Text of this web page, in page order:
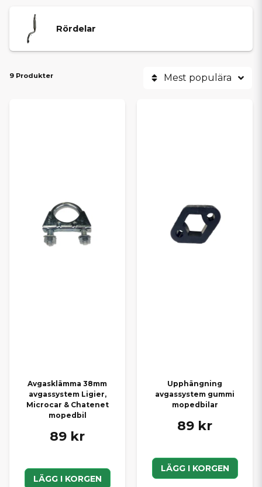
Rördelar
9 Produkter Mest populära
Avgasklämma 38mm
avgassystem Ligier,
Microcar & Chatenet
mopedbil
89 kr
LÄGG I KORGEN
Upphängning
avgassystem gummi
mopedbilar
89 kr
LÄGG I KORGEN